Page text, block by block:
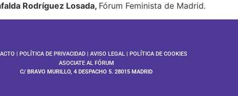
Rodríguez Losada, Fórum Feminista de Madrid.
|POLÍTICA DE PRIVACIDAD |AVISO LEGAL |POLÍTICA DE COOKIES
ASOCIATE AL FÓRUM
C/ BRAVO MURILLO, 4 DESPACHO 5. 28015 MADRID